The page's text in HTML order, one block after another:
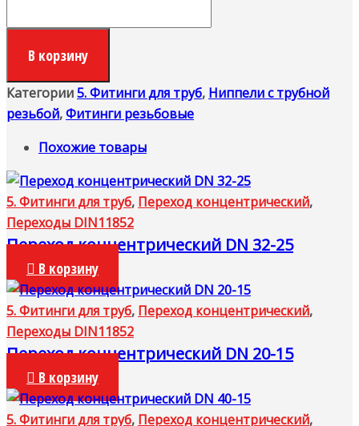
В корзину
Категории5. Фитинги для труб, Ниппели с трубной
резьбой,Фитинги резьбовые
Похожие товары
5. Фитинги для труб, Переход концентрический,
Переходы DIN11852
Переход концентрический DN 32-25
В корзину
5. Фитинги для труб, Переход концентрический,
Переходы DIN11852
Переход концентрический DN 20-15
В корзину
5. Фитинги для труб, Переход концентрический,